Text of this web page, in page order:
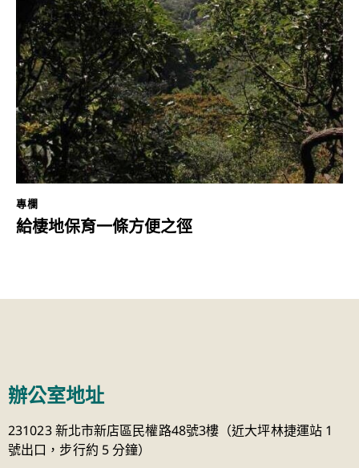
專欄
給棲地保育一條方便之徑
辦公室地址
231023 新北市新店區民權路48號3樓（近大坪林捷運站 1
號出口，步行約 5 分鐘）